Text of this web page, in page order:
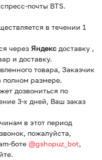
почты BTS.
в течении 1
через Яндекс доставку ,
и доставку.
товара, Заказчик
полном размере.
дозвониться по
3-х дней, Ваш заказ
в этот период
пожалуйста,
боте @gshopuz_bot,